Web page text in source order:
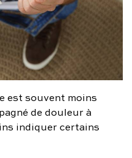
est souvent moins
de douleur à
indiquer certains